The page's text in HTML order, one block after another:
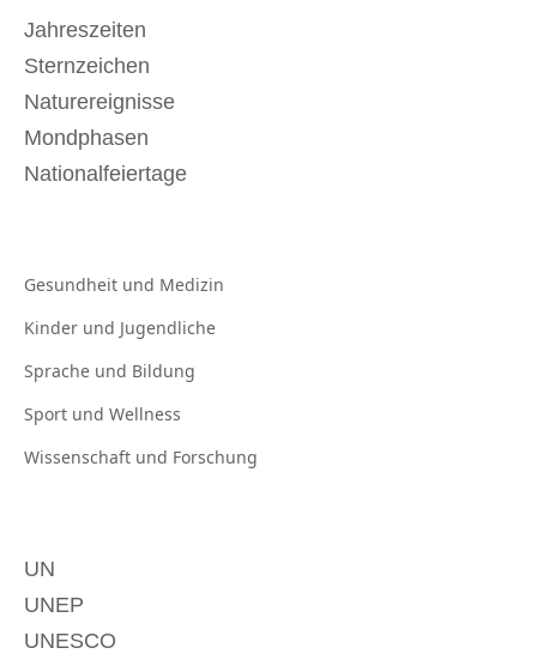
Jahreszeiten
Sternzeichen
Naturereignisse
Mondphasen
Nationalfeiertage
Gesundheit und Medizin
Kinder und Jugendliche
Sprache und Bildung
Sport und Wellness
Wissenschaft und Forschung
UN
UNEP
UNESCO